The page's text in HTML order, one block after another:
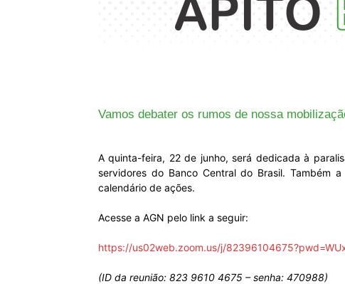
Vamos debater os rumos de nossa
A quinta-feira, 22 de junho, será dedicada à
servidores do Banco Central do Brasil. Também
calendário de ações.
Acesse a AGN pelo link a seguir:
https://us02web.zoom.us/j/
(ID da reunião: 823 9610 4675 – senha: 470988)